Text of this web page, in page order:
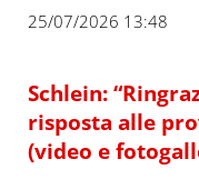
25/07/2026 13:48
Schlein:
risposta alle
(video e